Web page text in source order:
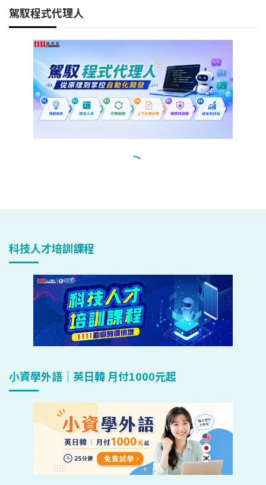
科技人才培訓課程
小資學外語｜英日韓 月付1000元起